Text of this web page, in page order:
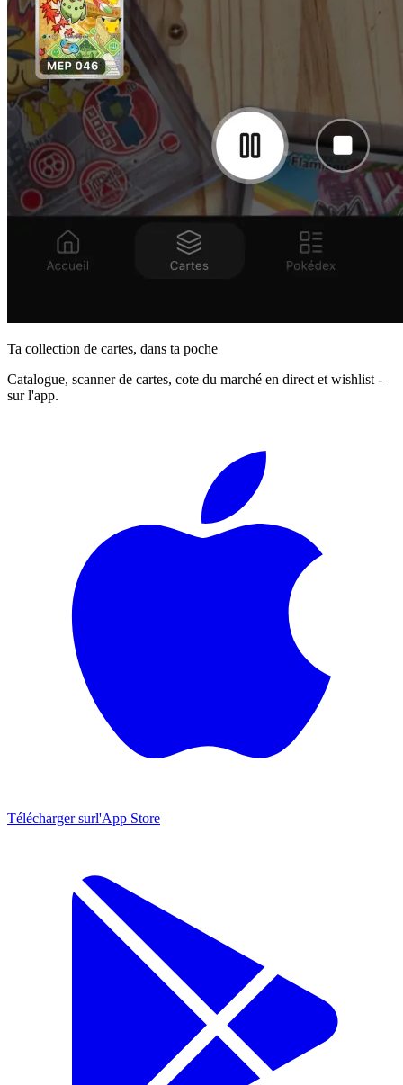
Ta collection de cartes, dans ta poche
Catalogue, scanner de cartes, cote du marché en direct et wishlist -
sur l'app.
Télécharger surl'App Store